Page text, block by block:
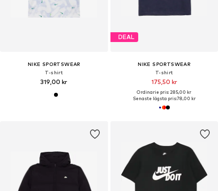
NIKE SPORTSWEAR
T-shirt
319,00 kr
DEAL
NIKE SPORTSWEAR
T-shirt
175,50 kr
Ordinarie pris: 285,00 kr
Senaste lägsta pris:78,00 kr